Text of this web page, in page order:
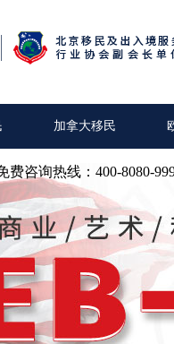
加拿大移民
费咨询热线：400-8080-